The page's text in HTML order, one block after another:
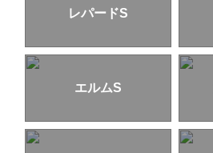
レパードS
エルムS